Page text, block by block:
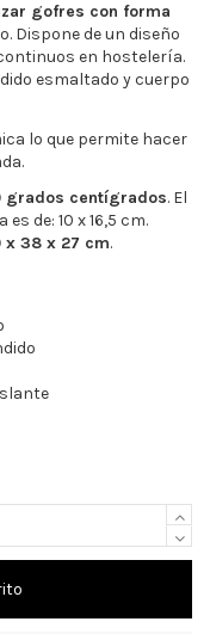
gofres con forma
Dispone de un diseño
en hostelería.
esmaltado y cuerpo
lo que permite hacer
grados centígrados. El
de: 10 x 16,5 cm.
38 x 27 cm.